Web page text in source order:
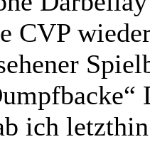
CVP
ich